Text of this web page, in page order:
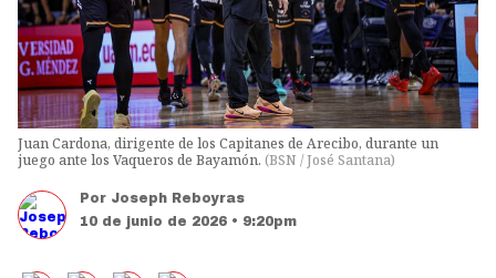
Juan Cardona, dirigente de los Capitanes de Arecibo, durante un
juego ante los Vaqueros de Bayamón. (BSN / José Santana)
Por Joseph Reboyras
10 de junio de 2026 • 9:20pm